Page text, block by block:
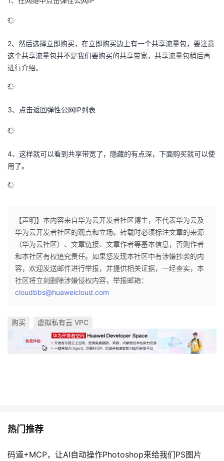
播
活
动
的
关
的
程
我
认
的
我
支
持
声
建
2、然后选择立即购买，在立即购买边上有一个共享流量包，要注意
这个共享流量包并不是我们要购买的共享带宽，共享流量包稍后再
进行介绍。
3、点击返回弹性公网IP列表
4、这样就可以看到共享带宽了，隐藏的有点深，下面购买就可以使
用了。
【声明】本内容来自华为云开发者社区博主，不代表华为云及
华为云开发者社区的观点和立场。转载时必须标注文章的来源
（华为云社区）、文章链接、文章作者等基本信息，否则作者
和本社区有权追究责任。如果您发现本社区中有涉嫌抄袭的内
容，欢迎发送邮件进行举报，并提供相关证据，一经查实，本
社区将立刻删除涉嫌侵权内容，举报邮箱：
cloudbbs@huaweicloud.com
购买 虚拟私有云 VPC
热门推荐
码道+MCP，让AI自动操作Photoshop来给我们PS图片